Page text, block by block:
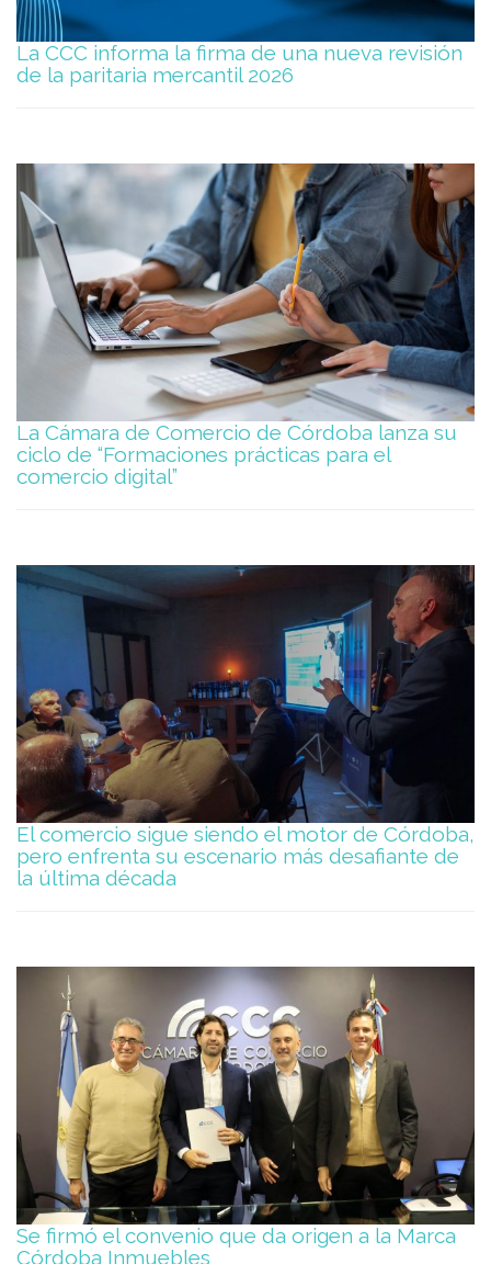
La CCC informa la firma de una nueva revisión
de la paritaria mercantil 2026
La Cámara de Comercio de Córdoba lanza su
ciclo de “Formaciones prácticas para el
comercio digital”
El comercio sigue siendo el motor de Córdoba,
pero enfrenta su escenario más desafiante de
la última década
Se firmó el convenio que da origen a la Marca
Córdoba Inmuebles